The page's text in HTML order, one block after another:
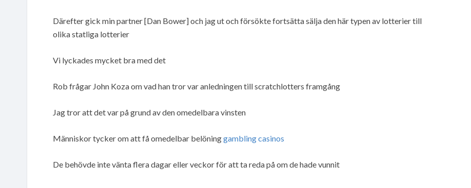
Därefter gick min partner [Dan Bower] och jag ut och försökte fortsätta sälja den här typen av lotterier till
olika statliga lotterier
Vi lyckades mycket bra med det
Rob frågar John Koza om vad han tror var anledningen till scratchlotters framgång
Jag tror att det var på grund av den omedelbara vinsten
Människor tycker om att få omedelbar belöninggambling casinos
De behövde inte vänta flera dagar eller veckor för att ta reda på om de hade vunnit